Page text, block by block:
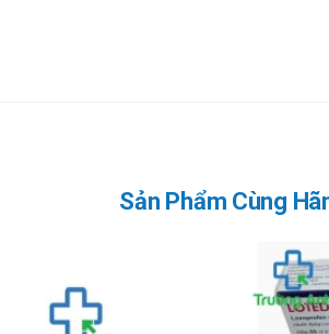
khung giờ
chiều: 14h30-
Sản Phẩm Cùng